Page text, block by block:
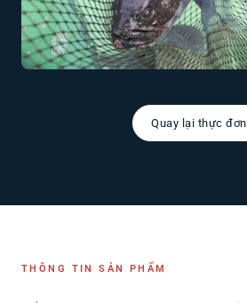
Quay lại thực đơn
THÔNG TIN SẢN PHẨM